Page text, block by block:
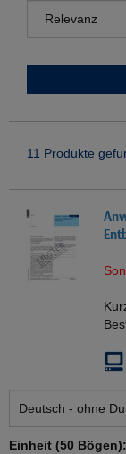
11 Produkte
Einheit (50